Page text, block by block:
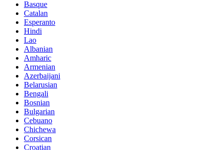
Basque
Catalan
Esperanto
Hindi
Lao
Albanian
Amharic
Armenian
Azerbaijani
Belarusian
Bengali
Bosnian
Bulgarian
Cebuano
Chichewa
Corsican
Croatian